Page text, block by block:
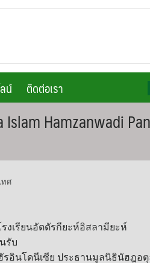
น์ ติดต่อเรา
Hamzanwadi
ทศ
งเรียนอัตตัรกียะห์อิสลามียะห์
รับ
ฮัรอินโดนีเซีย ประธานมูลนิธินัฮฎอ